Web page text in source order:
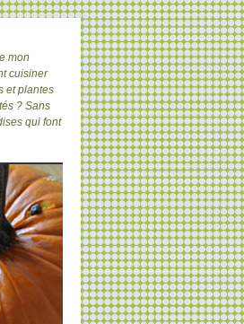
mon
cuisiner
et plantes
? Sans
qui font